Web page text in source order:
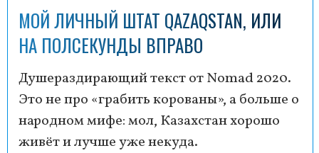
МОЙ ЛИЧНЫЙ ШТАТ QAZAQSTAN, ИЛИ
НА ПОЛСЕКУНДЫ ВПРАВО
Душераздирающий текст от Nomad 2020.
Это не про «грабить корованы», а больше о
народном мифе: мол, Казахстан хорошо
живёт и лучше уже некуда.